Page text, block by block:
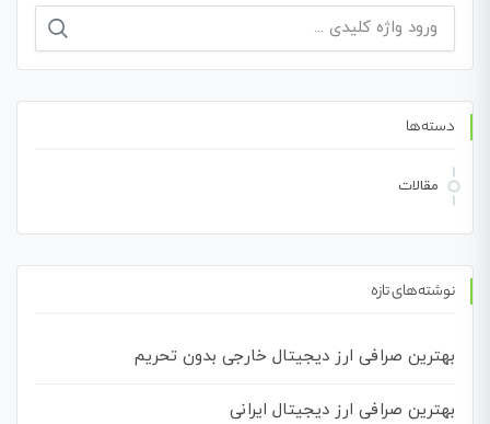
جستجو
برای:
دسته‌ها
مقالات
نوشته‌های تازه
بهترین صرافی ارز دیجیتال خارجی بدون تحریم
بهترین صرافی ارز دیجیتال ایرانی